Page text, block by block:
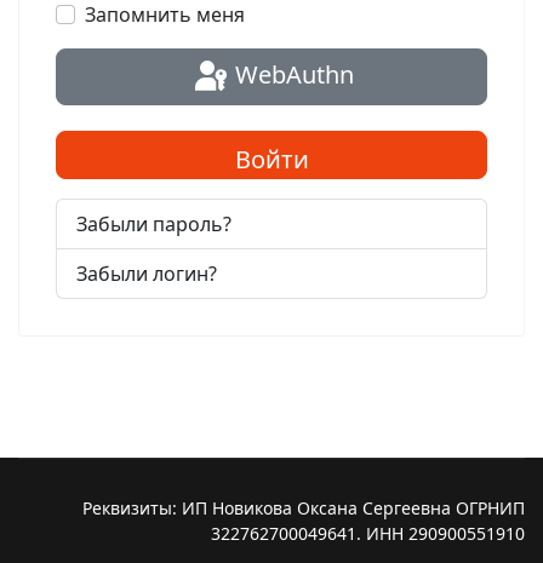
Запомнить меня
WebAuthn
Войти
Забыли пароль?
Забыли логин?
Реквизиты: ИП Новикова Оксана Сергеевна ОГРНИП
322762700049641. ИНН 290900551910